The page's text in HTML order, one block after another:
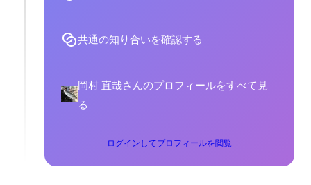
共通の知り合いを確認する
岡村 直哉さんのプロフィールをすべて見
る
ログインしてプロフィールを閲覧